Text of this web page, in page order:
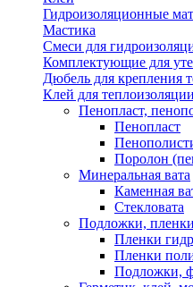
Гидроизоляционные
Мастика
Смеси для
Комплектующие для
Дюбель для крепления
Клей для теплоизоляции
Пенопласт,
Пенопласт
Поролон
Минеральная вата
Каменная
Стекловата
Подложки,
Пленки
Пленки
Подложки,